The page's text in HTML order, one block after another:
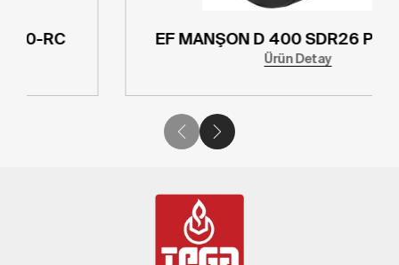
EF MANŞON D 315 SDR26 PE100-RC